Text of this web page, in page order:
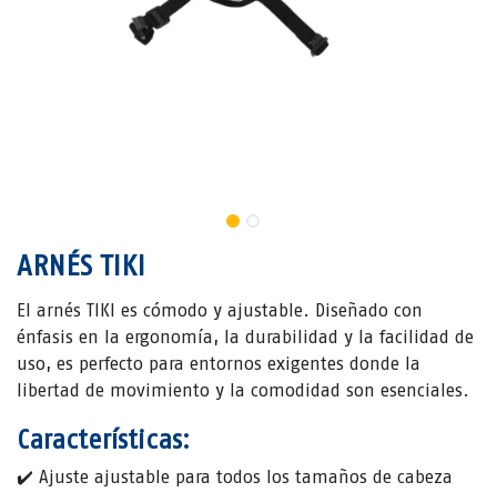
ARNÉS TIKI
El arnés TIKI es cómodo y ajustable. Diseñado con
énfasis en la ergonomía, la durabilidad y la facilidad de
uso, es perfecto para entornos exigentes donde la
libertad de movimiento y la comodidad son esenciales.
Características:
✔️ Ajuste ajustable para todos los tamaños de cabeza